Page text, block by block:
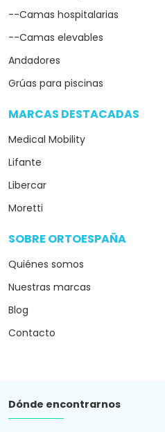
--Camas hospitalarias
--Camas elevables
Andadores
Grúas para piscinas
MARCAS DESTACADAS
Medical Mobility
Lifante
Libercar
Moretti
SOBRE ORTOESPAÑA
Quiénes somos
Nuestras marcas
Blog
Contacto
Dónde encontrarnos